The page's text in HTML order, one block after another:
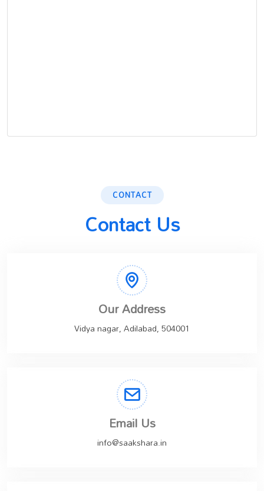
CONTACT
Contact Us
Our Address
Vidya nagar, Adilabad, 504001
Email Us
info@saakshara.in